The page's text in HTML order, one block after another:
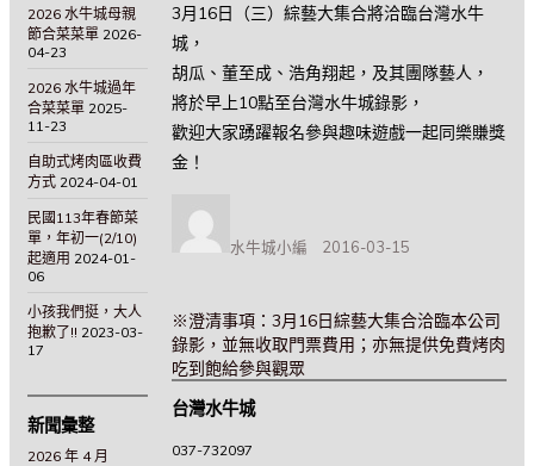
3月16日（三）綜藝大集合將洽臨台灣水牛
城，
胡瓜、董至成、浩角翔起，及其團隊藝人，
將於早上10點至台灣水牛城錄影，
歡迎大家踴躍報名參與趣味遊戲一起同樂賺獎
金！
水牛城小編
發
期:
2016-03-15
文
章
導
下
一
篇
章:
※澄清事項：3月16日綜藝大集合洽臨本公司
錄影，並無收取門票費用；亦無提供免費烤肉
吃到飽給參與觀眾
台灣水牛城
037-732097
2026 水牛城母親
節合菜菜單 2026-
04-23
2026 水牛城過年
合菜菜單 2025-
11-23
自助式烤肉區收費
方式 2024-04-01
民國113年春節菜
單，年初一(2/10)
起適用 2024-01-
06
小孩我們挺，大人
抱歉了!! 2023-03-
17
新聞彙整
2026 年 4 月